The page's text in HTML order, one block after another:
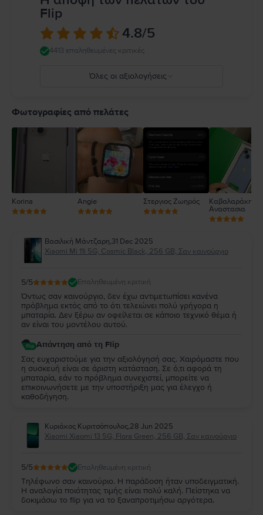
Flip
4.8/5
4413 επαληθευμένες κριτικές
Όλες οι αξιολογήσεις
4
2
1
Φωτογραφίες από πελάτες
Korina Angie Στεργιος Ζωηρός
Καβαλαράκη
Αναστασια
Βασιλική Μάντζαρη,31 Dec 2025
Xiaomi Mi 11i 5G, Cosmic Black, 256 GB, Σαν καινούργιο
5/5 Επαληθευμένη κριτική
Όντως σαν καινούργιο, δεν έχω αντιμετωπίσει κανένα
πρόβλημα εκτός από το ότι τελειώνει πολύ γρήγορα η
μπαταρία. Δεν ξέρω αν οφείλεται σε κάποιο τεχνικό θέμα ή
αν είναι του μοντέλου αυτού.
Απάντηση από τη Flip
Σας ευχαριστούμε για την αξιολόγησή σας. Χαιρόμαστε που
η συσκευή είναι σε άριστη κατάσταση. Σε ό,τι αφορά τη
μπαταρία, εάν το πρόβλημα συνεχιστεί, μπορείτε να
επικοινωνήσετε με την υποστήριξη μας για έλεγχο ή
καθοδήγηση.
Κυριάκος Κυριτσόπουλος,28 Jun 2025
Xiaomi Xiaomi 13 5G, Flora Green, 256 GB, Σαν καινούργιο
5/5 Επαληθευμένη κριτική
Τηλέφωνο σαν καινούριο. Η παράδοση ήταν υποδειγματική.
Η αναλογία ποιότητας τιμής είναι πολύ καλή. Πείστηκα να
δοκιμάσω το flip για να το ξαναπροτιμήσω αργότερα.